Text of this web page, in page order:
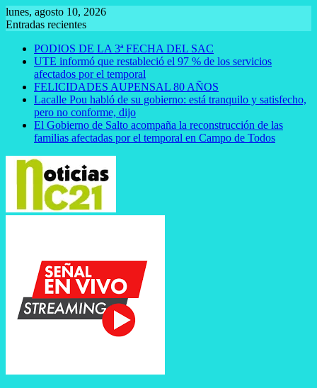
Saltar
al
lunes, agosto 10, 2026
Entradas recientes
PODIOS DE LA 3ª FECHA DEL SAC
UTE informó que restableció el 97 % de los servicios
afectados por el temporal
FELICIDADES AUPENSAL 80 AÑOS
Lacalle Pou habló de su gobierno: está tranquilo y satisfecho,
pero no conforme, dijo
El Gobierno de Salto acompaña la reconstrucción de las
familias afectadas por el temporal en Campo de Todos